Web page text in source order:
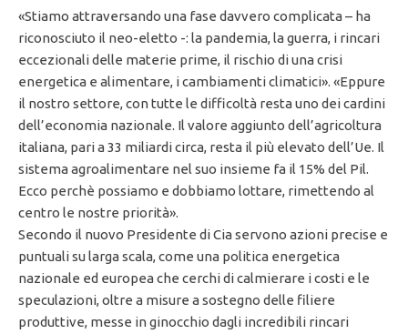
«Stiamo attraversando una fase davvero complicata – ha
riconosciuto il neo-eletto -: la pandemia, la guerra, i rincari
eccezionali delle materie prime, il rischio di una crisi
energetica e alimentare, i cambiamenti climatici». «Eppure
il nostro settore, con tutte le difficoltà resta uno dei cardini
dell’economia nazionale. Il valore aggiunto dell’agricoltura
italiana, pari a 33 miliardi circa, resta il più elevato dell’Ue. Il
sistema agroalimentare nel suo insieme fa il 15% del Pil.
Ecco perchè possiamo e dobbiamo lottare, rimettendo al
centro le nostre priorità».
Secondo il nuovo Presidente di Cia servono azioni precise e
puntuali su larga scala, come una politica energetica
nazionale ed europea che cerchi di calmierare i costi e le
speculazioni, oltre a misure a sostegno delle filiere
produttive, messe in ginocchio dagli incredibili rincari